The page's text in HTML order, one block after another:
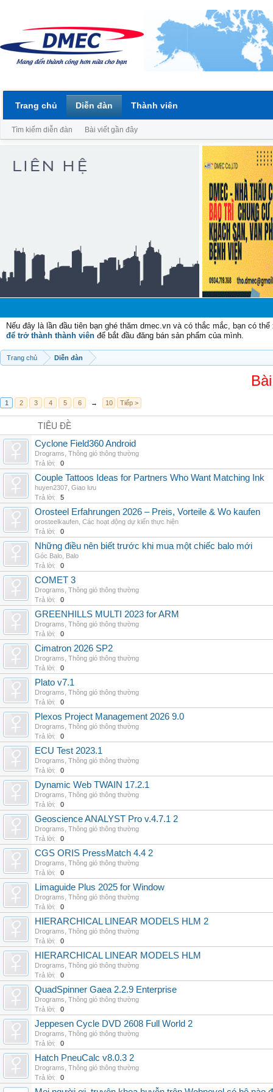
Nếu đây là lần đầu tiên bạn ghé thăm dmec.vn và có thắc mắc, bạn có
để trở thành thành viên để bắt đầu đăng bán sản phẩm của mình.
Trang chủ Diễn đàn
1 2 3 4 5 6 → 10 Tiếp >
TIÊU ĐỀ
Cyclone Field360 Android
Drograms Thông gió thông thường
Trả lời:
0
Couple Tattoos Ideas for Partners Who Want Matching Ink
huyen2307 Giao lưu
Trả lời:
5
Orosteel Erfahrungen 2026 – Preis, Vorteile & Wo kaufen
orosteelkaufen Các hoạt động dự kiến thực hiện
Trả lời:
0
Những điều nên biết trước khi mua một chiếc balo mới
Góc Balo Balo
Trả lời:
0
COMET 3
Drograms Thông gió thông thường
Trả lời:
0
GREENHILLS MULTI 2023 for ARM
Drograms Thông gió thông thường
Trả lời:
0
Cimatron 2026 SP2
Drograms Thông gió thông thường
Trả lời:
0
Plato v7.1
Drograms Thông gió thông thường
Trả lời:
0
Plexos Project Management 2026 9.0
Drograms Thông gió thông thường
Trả lời:
0
ECU Test 2023.1
Drograms Thông gió thông thường
Trả lời:
0
Dynamic Web TWAIN 17.2.1
Drograms Thông gió thông thường
Trả lời:
0
Geoscience ANALYST Pro v.4.7.1 2
Drograms Thông gió thông thường
Trả lời:
0
CGS ORIS PressMatch 4.4 2
Drograms Thông gió thông thường
Trả lời:
0
Limaguide Plus 2025 for Window
Drograms Thông gió thông thường
Trả lời:
0
HIERARCHICAL LINEAR MODELS HLM 2
Drograms Thông gió thông thường
Trả lời:
0
HIERARCHICAL LINEAR MODELS HLM
Drograms Thông gió thông thường
Trả lời:
0
QuadSpinner Gaea 2.2.9 Enterprise
Drograms Thông gió thông thường
Trả lời:
0
Jeppesen Cycle DVD 2608 Full World 2
Drograms Thông gió thông thường
Trả lời:
0
Hatch PneuCalc v8.0.3 2
Drograms Thông gió thông thường
Trả lời:
0
Trang chủ Diễn đàn
Tìm kiếm diễn đàn Bài viết gần đây
Thành viên